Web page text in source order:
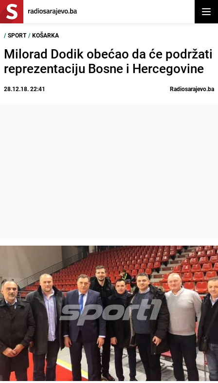
/ SPORT / KOŠARKA
Milorad Dodik obećao da će podržati
reprezentaciju Bosne i Hercegovine
28.12.18. 22:41 Radiosarajevo.ba